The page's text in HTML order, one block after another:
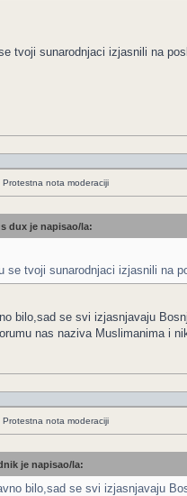
tvoji sunarodnjaci izjasnili na
Protestna nota moderaciji
dux je napisao/la:
se tvoji sunarodnjaci izjasnili na
bilo,sad se svi izjasnjavaju
nas naziva Muslimanima i
Protestna nota moderaciji
je napisao/la:
bilo,sad se svi izjasnjavaju